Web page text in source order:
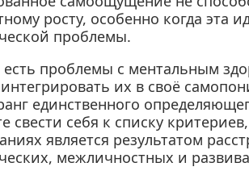
росту, особенно когда эта
проблемы.
есть проблемы с ментальным
их в своё
единственного
свести себя к списку
является результатом
межличностных и